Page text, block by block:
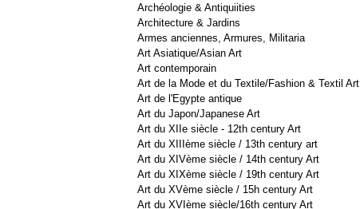
Archéologie & Antiquiities
Architecture & Jardins
Armes anciennes, Armures, Militaria
Art Asiatique/Asian Art
Art contemporain
Art de la Mode et du Textile/Fashion & Textil Art
Art de l'Egypte antique
Art du Japon/Japanese Art
Art du XIIe siècle - 12th century Art
Art du XIIIème siècle / 13th century art
Art du XIVème siècle / 14th century Art
Art du XIXème siècle / 19th century Art
Art du XVème siècle / 15h century Art
Art du XVIème siècle/16th century Art